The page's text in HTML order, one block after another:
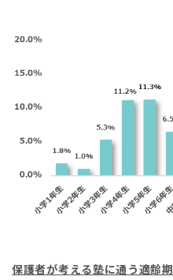
保護者が考える塾に通う適齢期